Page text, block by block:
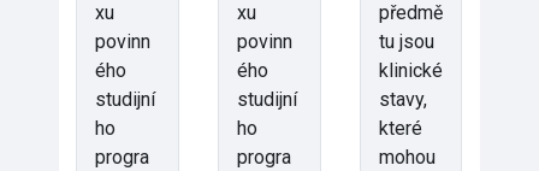
xu
povinn
ého
studijní
ho
progra
xu
povinn
ého
studijní
ho
progra
předmě
tu jsou
klinické
stavy,
které
mohou